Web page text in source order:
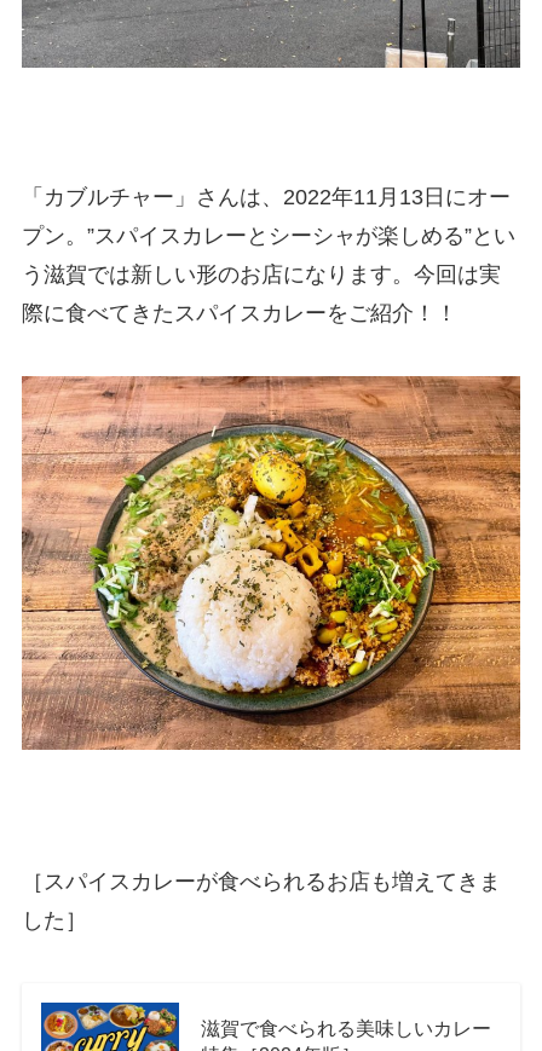
「カブルチャー」さんは、2022年11月13日にオー
プン。”スパイスカレーとシーシャが楽しめる”とい
う滋賀では新しい形のお店になります。今回は実
際に食べてきたスパイスカレーをご紹介！！
［スパイスカレーが食べられるお店も増えてきま
した］
滋賀で食べられる美味しいカレー